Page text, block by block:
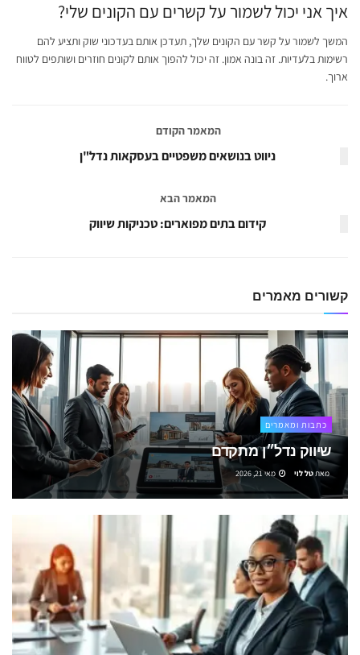
איך אני יכול לשמור על קשרים עם הקונים שלי?
המשך לשמור על קשר עם הקונים שלך, תעדכן אותם בעדכוני שוק ותציע להם
רשימות בלעדיות. זה בונה אמון. זה יכול להפוך אותם לקונים חוזרים ושותפים לטווח
ארוך.
המאמר הקודם
ניווט בנושאים משפטיים בעסקאות נדל"ן
המאמר הבא
קידום בתים מפוארים: טכניקות שיווק
קשורים מאמרים
כתבות ומאמרים
שיווק נדל״ן מתקדם
מאתטל לוי מאי 21, 2026